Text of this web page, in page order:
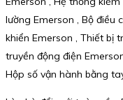
lường Emerson , Bộ điều
khiển Emerson , Thiết bị
truyền động điện
Hộp số vận hành bằng